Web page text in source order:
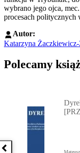
wybrano jego ojca,
procesach politycznych
Autor:
Katarzyna
Polecamy
Poprzednia książka